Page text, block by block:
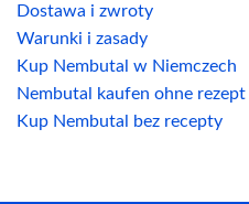
Dostawa i zwroty
Warunki i zasady
Kup Nembutal w Niemczech
Nembutal kaufen ohne rezept
Kup Nembutal bez recepty